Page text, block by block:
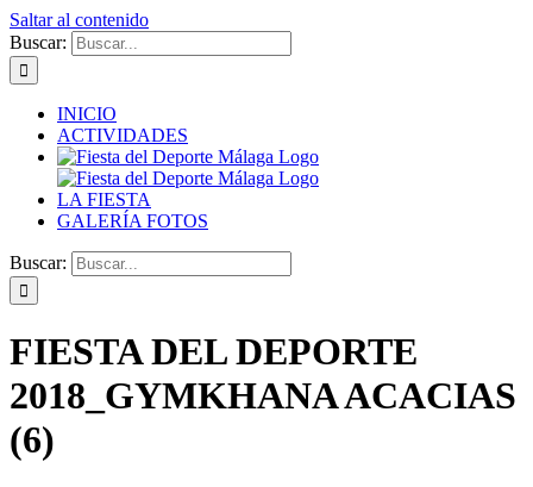
Saltar al contenido
Buscar:
INICIO
ACTIVIDADES
LA FIESTA
GALERÍA FOTOS
Buscar:
FIESTA DEL DEPORTE
2018_GYMKHANA ACACIAS
(6)